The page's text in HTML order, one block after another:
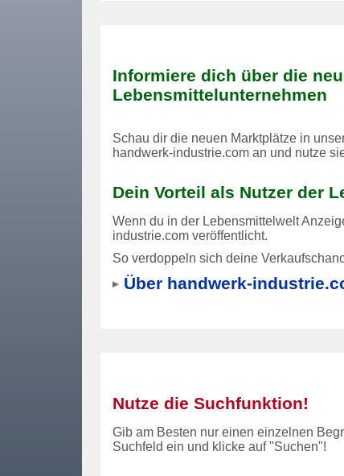
Informiere dich über die
Lebensmittelunternehmen
Schau dir die neuen Marktplätze in
handwerk-industrie.com an und nutze
Dein Vorteil als Nutzer der
Wenn du in der Lebensmittelwelt
industrie.comveröffentlicht.
So verdoppeln sich deine
Über handwerk-
Nutze die Suchfunktion!
Gib am Besten nur einen einzelnen
Suchfeld ein und klicke auf "Suchen"!